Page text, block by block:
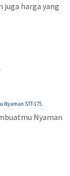
juga harga yang
Nyaman